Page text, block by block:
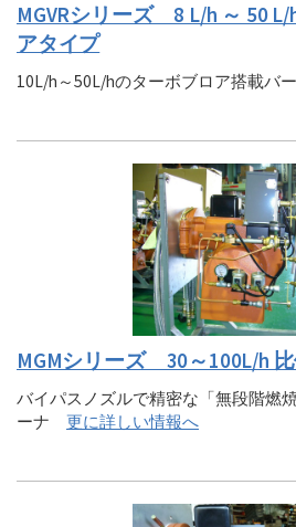
MGVRシリーズ 8 L/h ～ 50
アタイプ
10L/h～50L/hのターボブロア搭載バ
MGMシリーズ 30～100L/h
バイパスノズルで精密な「無段階燃
ーナ 更に詳しい情報へ